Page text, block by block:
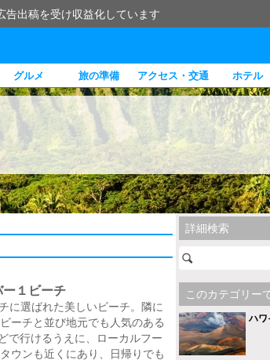
告出稿を受け収益化しています
グルメ 旅の準備 アクセス・交通 ホテル
詳細検索
このカテゴリー
ハワ
１ビーチ
に選ばれた美しいビーチ。隣に
ーチと並び地元でも人気のある
で行けるうえに、ローカルフー
ウンも近くにあり、日帰りでも